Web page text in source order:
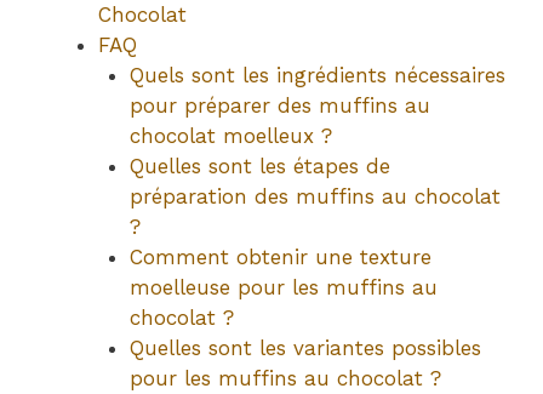
Chocolat
FAQ
Quels sont les ingrédients nécessaires
pour préparer des muffins au
chocolat moelleux ?
Quelles sont les étapes de
préparation des muffins au chocolat
?
Comment obtenir une texture
moelleuse pour les muffins au
chocolat ?
Quelles sont les variantes possibles
pour les muffins au chocolat ?